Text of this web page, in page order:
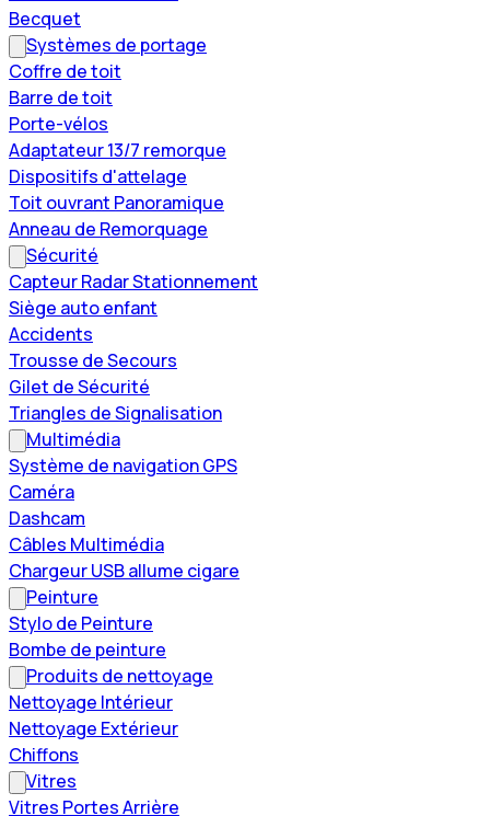
Becquet
Systèmes de portage
Coffre de toit
Barre de toit
Porte-vélos
Adaptateur 13/7 remorque
Dispositifs d'attelage
Toit ouvrant Panoramique
Anneau de Remorquage
Sécurité
Capteur Radar Stationnement
Siège auto enfant
Accidents
Trousse de Secours
Gilet de Sécurité
Triangles de Signalisation
Multimédia
Système de navigation GPS
Caméra
Dashcam
Câbles Multimédia
Chargeur USB allume cigare
Peinture
Stylo de Peinture
Bombe de peinture
Produits de nettoyage
Nettoyage Intérieur
Nettoyage Extérieur
Chiffons
Vitres
Vitres Portes Arrière